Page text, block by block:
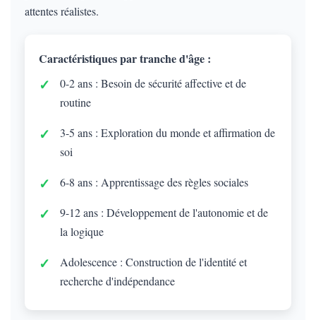
attentes réalistes.
Caractéristiques par tranche d'âge :
0-2 ans : Besoin de sécurité affective et de
routine
3-5 ans : Exploration du monde et affirmation de
soi
6-8 ans : Apprentissage des règles sociales
9-12 ans : Développement de l'autonomie et de
la logique
Adolescence : Construction de l'identité et
recherche d'indépendance